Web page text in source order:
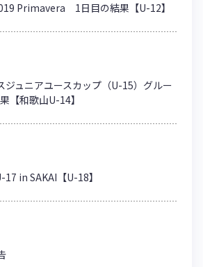
Primavera 1日目の結果【U-12】
ジュニアユースカップ（U-15）グルー
【和歌山U-14】
in SAKAI【U-18】